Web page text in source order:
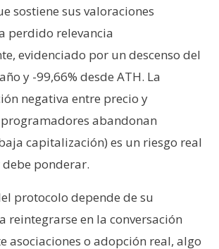
sostiene sus valoraciones
perdido relevancia
evidenciado por un descenso del
y -99,66% desde ATH. La
negativa entre precio y
abandonan
capitalización) es un riesgo real
ponderar.
protocolo depende de su
reintegrarse en la conversación
asociaciones o adopción real, algo